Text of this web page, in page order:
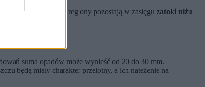
wschodnie regiony pozostają w zasięgu zatoki niżu
suma opadów może wynieść od 20 do 30 mm.
będą miały charakter przelotny, a ich natężenie na